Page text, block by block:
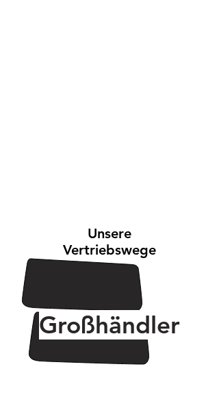
Unsere
Vertriebskanäle
Unsere
Vertriebswege
Großhändler